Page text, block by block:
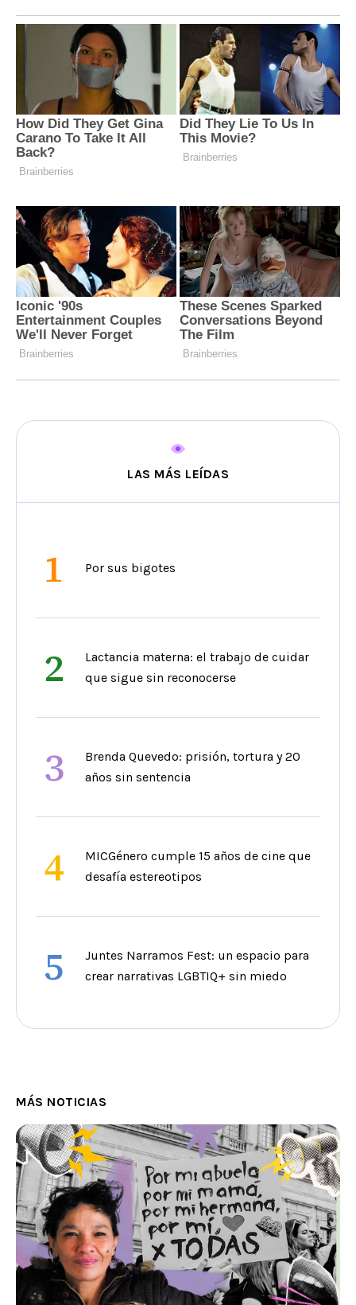
LAS MÁS LEÍDAS
1 Por sus bigotes
2
Lactancia materna: el trabajo de cuidar
que sigue sin reconocerse
3
Brenda Quevedo: prisión, tortura y 20
años sin sentencia
4
MICGénero cumple 15 años de cine que
desafía estereotipos
5
Juntes Narramos Fest: un espacio para
crear narrativas LGBTIQ+ sin miedo
MÁS NOTICIAS